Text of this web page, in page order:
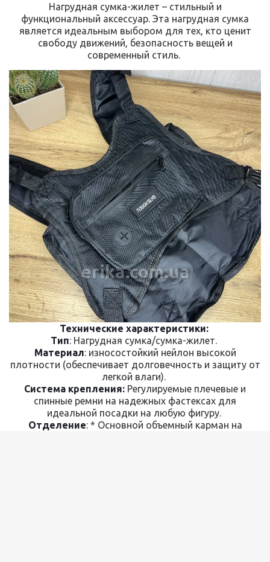
Нагрудная сумка-жилет – стильный и
функциональный аксессуар. Эта нагрудная сумка
является идеальным выбором для тех, кто ценит
свободу движений, безопасность вещей и
современный стиль.
erika.com.ua
Технические характеристики:
Тип: Нагрудная сумка/сумка-жилет.
Материал: износостойкий нейлон высокой
плотности (обеспечивает долговечность и защиту от
легкой влаги).
Система крепления: Регулируемые плечевые и
спинные ремни на надежных фастексах для
идеальной посадки на любую фигуру.
Отделение: * Основной объемный карман на